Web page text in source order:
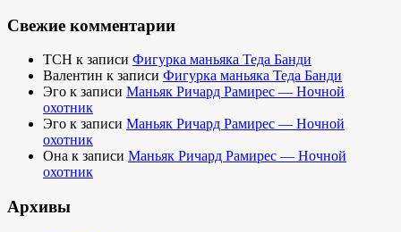
Свежие комментарии
TCH к записи Фигурка маньяка Теда Банди
Валентин к записи Фигурка маньяка Теда Банди
Эго к записи Маньяк Ричард Рамирес — Ночной
охотник
Эго к записи Маньяк Ричард Рамирес — Ночной
охотник
Она к записи Маньяк Ричард Рамирес — Ночной
охотник
Архивы